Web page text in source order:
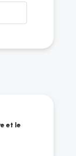
et le